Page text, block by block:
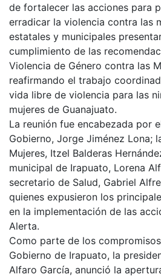
de fortalecer las acciones para
erradicar la violencia contra las
estatales y municipales
cumplimiento de las
Violencia de Género contra las
reafirmando el trabajo
vida libre de violencia para las
mujeres de Guanajuato.
La reunión fue encabezada por
Gobierno, Jorge Jiménez Lona;
Mujeres, Itzel Balderas
municipal de Irapuato, Lorena
secretario de Salud, Gabriel
quienes expusieron los
en la implementación de las
Alerta.
Como parte de los
Gobierno de Irapuato, la
Alfaro García, anunció la